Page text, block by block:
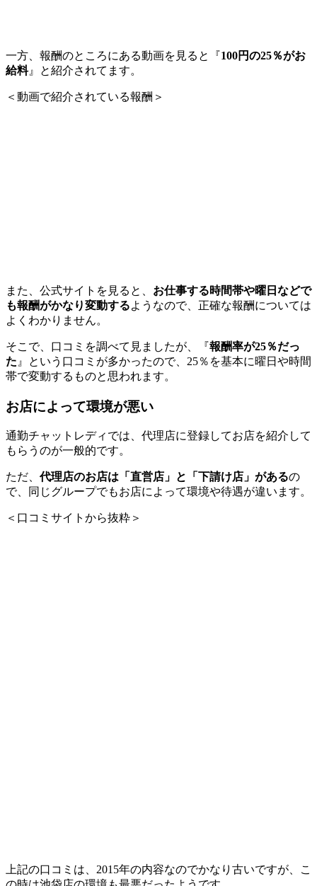
一方、報酬のところにある動画を見ると『100円の25％がお
給料』と紹介されてます。
＜動画で紹介されている報酬＞
また、公式サイトを見ると、 お仕事する時間帯や曜日などで
も報酬がかなり変動するようなので、正確な報酬については
よくわかりません。
そこで、口コミを調べて見ましたが、『報酬率が25％だっ
た 』という口コミが多かったので、25％を基本に曜日や時間
帯で変動するものと思われます。
お店によって環境が悪い
通勤チャットレディでは、代理店に登録してお店を紹介して
もらうのが一般的です。
ただ、代理店のお店は「直営店」と「下請け店」があるの
で、同じグループでもお店によって環境や待遇が違います。
＜口コミサイトから抜粋＞
上記の口コミは、2015年の内容なのでかなり古いですが、こ